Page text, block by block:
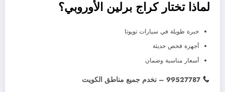
لماذا تختار كراج برلين الأوروبي؟
خبرة طويلة في سيارات تويوتا
أجهزة فحص حديثة
أسعار مناسبة وضمان
99527787 – نخدم جميع مناطق الكويت